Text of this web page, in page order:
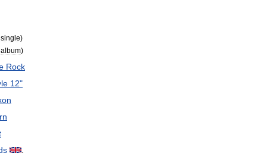
single)
album)
Rock
12"